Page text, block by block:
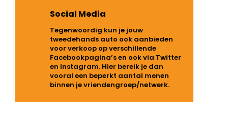
Social Media
Tegenwoordig kun je jouw
tweedehands auto ook aanbieden
voor verkoop op verschillende
Facebookpagina’s en ook via Twitter
en Instagram. Hier bereik je dan
vooral een beperkt aantal menen
binnen je vriendengroep/netwerk.